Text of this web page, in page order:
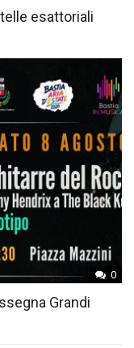
esattoriali
0
Grandi